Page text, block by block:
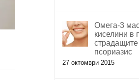
Омега-3
киселини в
страдащите
псориазис
27 октомври 2015